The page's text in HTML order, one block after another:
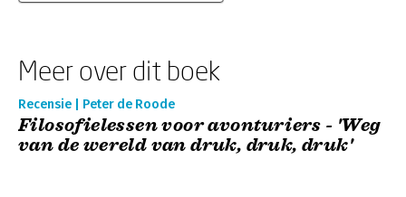
Meer over dit boek
Recensie | Peter de Roode
Filosofielessen voor avonturiers - 'Weg
van de wereld van druk, druk, druk'